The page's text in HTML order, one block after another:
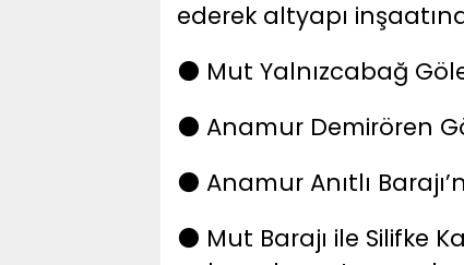
ederek altyapı
⚫ Mut Yalnızcabağ
⚫ Anamur Demirören
⚫ Anamur Anıtlı
⚫
Mut Barajı ile Silifke